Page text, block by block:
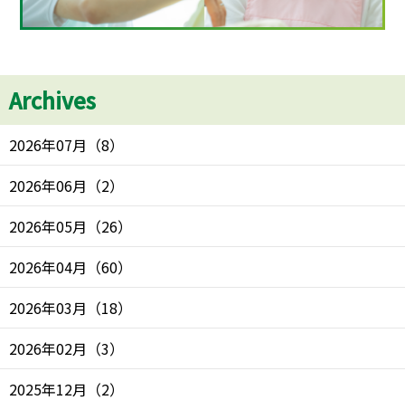
Archives
2026年07月 （8）
2026年06月 （2）
2026年05月 （26）
2026年04月 （60）
2026年03月 （18）
2026年02月 （3）
2025年12月 （2）